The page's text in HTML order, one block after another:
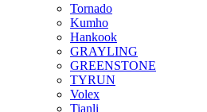
Tornado
Kumho
Hankook
GRAYLING
GREENSTONE
TYRUN
Volex
Tianli